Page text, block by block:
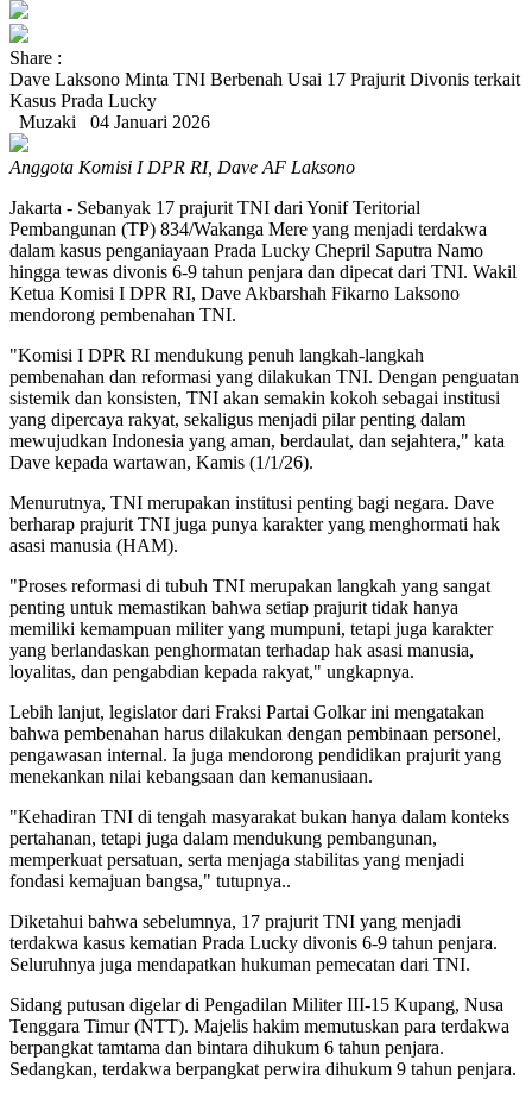
Share :
Dave Laksono Minta TNI Berbenah Usai 17 Prajurit Divonis terkait
Kasus Prada Lucky
Muzaki
04 Januari 2026
Anggota Komisi I DPR RI, Dave AF Laksono
Jakarta - Sebanyak 17 prajurit TNI dari Yonif Teritorial
Pembangunan (TP) 834/Wakanga Mere yang menjadi terdakwa
dalam kasus penganiayaan Prada Lucky Chepril Saputra Namo
hingga tewas divonis 6-9 tahun penjara dan dipecat dari TNI. Wakil
Ketua Komisi I DPR RI, Dave Akbarshah Fikarno Laksono
mendorong pembenahan TNI.
"Komisi I DPR RI mendukung penuh langkah-langkah
pembenahan dan reformasi yang dilakukan TNI. Dengan penguatan
sistemik dan konsisten, TNI akan semakin kokoh sebagai institusi
yang dipercaya rakyat, sekaligus menjadi pilar penting dalam
mewujudkan Indonesia yang aman, berdaulat, dan sejahtera," kata
Dave kepada wartawan, Kamis (1/1/26).
Menurutnya, TNI merupakan institusi penting bagi negara. Dave
berharap prajurit TNI juga punya karakter yang menghormati hak
asasi manusia (HAM).
"Proses reformasi di tubuh TNI merupakan langkah yang sangat
penting untuk memastikan bahwa setiap prajurit tidak hanya
memiliki kemampuan militer yang mumpuni, tetapi juga karakter
yang berlandaskan penghormatan terhadap hak asasi manusia,
loyalitas, dan pengabdian kepada rakyat," ungkapnya.
Lebih lanjut, legislator dari Fraksi Partai Golkar ini mengatakan
bahwa pembenahan harus dilakukan dengan pembinaan personel,
pengawasan internal. Ia juga mendorong pendidikan prajurit yang
menekankan nilai kebangsaan dan kemanusiaan.
"Kehadiran TNI di tengah masyarakat bukan hanya dalam konteks
pertahanan, tetapi juga dalam mendukung pembangunan,
memperkuat persatuan, serta menjaga stabilitas yang menjadi
fondasi kemajuan bangsa," tutupnya..
Diketahui bahwa sebelumnya, 17 prajurit TNI yang menjadi
terdakwa kasus kematian Prada Lucky divonis 6-9 tahun penjara.
Seluruhnya juga mendapatkan hukuman pemecatan dari TNI.
Sidang putusan digelar di Pengadilan Militer III-15 Kupang, Nusa
Tenggara Timur (NTT). Majelis hakim memutuskan para terdakwa
berpangkat tamtama dan bintara dihukum 6 tahun penjara.
Sedangkan, terdakwa berpangkat perwira dihukum 9 tahun penjara.